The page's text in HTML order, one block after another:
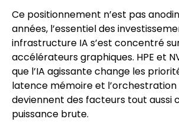
Ce positionnement n’est pas
années, l’essentiel des
infrastructure IA s’est concentré
accélérateurs graphiques. HPE et
que l’IA agissante change les
latence mémoire et l’orchestration
deviennent des facteurs tout aussi
puissance brute.